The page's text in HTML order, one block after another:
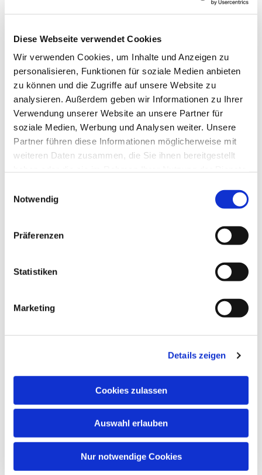
Diese Webseite verwendet Cookies
Wir verwenden Cookies, um Inhalte und Anzeigen zu
personalisieren, Funktionen für soziale Medien anbieten
zu können und die Zugriffe auf unsere Website zu
analysieren. Außerdem geben wir Informationen zu Ihrer
Verwendung unserer Website an unsere Partner für
soziale Medien, Werbung und Analysen weiter. Unsere
Partner führen diese Informationen möglicherweise mit
weiteren Daten zusammen, die Sie ihnen bereitgestellt
Notwendig
Präferenzen
Statistiken
Marketing
Details zeigen
Cookies zulassen
Auswahl erlauben
Nur notwendige Cookies
09.00 Uhr bis 12.00 Uhr
Mi.:
15.30 Uhr bis 17.30 Uhr
Melden Sie sich zum Newsletter an